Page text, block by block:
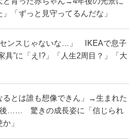
」「ずっと見守ってるんだな」
センスじゃないな…」 IKEAで息子
具”に「え!?」「人生2周目？」「大
るとは誰も想像できん」→生まれた
後…… 驚きの成長姿に「信じられ
」